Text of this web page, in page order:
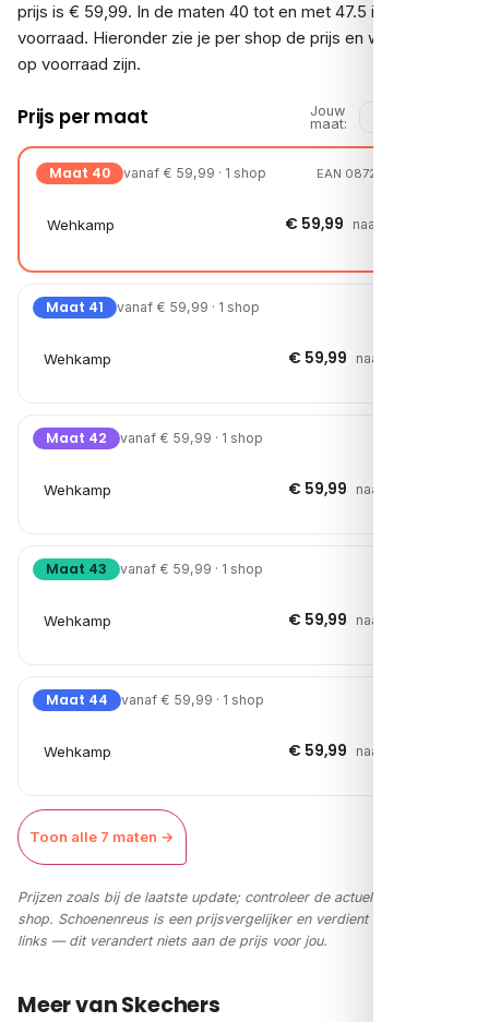
prijs is € 59,99. In de maten 40 tot en met 47.5 is er
voorraad. Hieronder zie je per shop de prijs en welke maten
op voorraad zijn.
Prijs per maat
Jouw
maat:
Maat 40 vanaf € 59,99 · 1 shop EAN 08720251928374
Wehkamp € 59,99 naar shop →
Maat 41 vanaf € 59,99 · 1 shop
Wehkamp € 59,99 naar shop →
Maat 42 vanaf € 59,99 · 1 shop
Wehkamp € 59,99 naar shop →
Maat 43 vanaf € 59,99 · 1 shop
Wehkamp € 59,99 naar shop →
Maat 44 vanaf € 59,99 · 1 shop
Wehkamp € 59,99 naar shop →
Toon alle 7 maten →
Prijzen zoals bij de laatste update; controleer de actuele prijs in de
shop. Schoenenreus is een prijsvergelijker en verdient via affiliate-
links — dit verandert niets aan de prijs voor jou.
Meer van Skechers